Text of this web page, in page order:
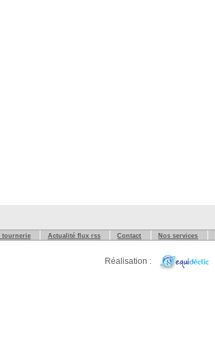
tournerie Actualité flux rss Contact Nos services
Réalisation :